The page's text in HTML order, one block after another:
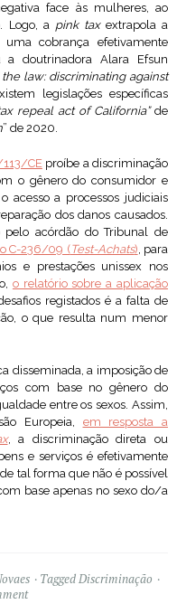
face às mulheres, ao
Logo, a pink tax extrapola a
cobrança efetivamente
doutrinadora Alara Efsun
law: discriminating against
legislações específicas
repeal act of California”de
” de 2020.
CEproíbe a discriminação
o gênero do consumidor e
a processos judiciais
dos danos causados.
acórdão do Tribunal de
C-236/09 (Test-Achats), para
e prestações unissex nos
o relatório sobre a aplicação
registados é a falta de
o que resulta num menor
disseminada, a imposição de
com base no gênero do
entre os sexos. Assim,
Europeia, em resposta a
, a discriminação direta ou
e serviços é efetivamente
tal forma que não é possível
base apenas no sexo do/a
TaggedDiscriminação